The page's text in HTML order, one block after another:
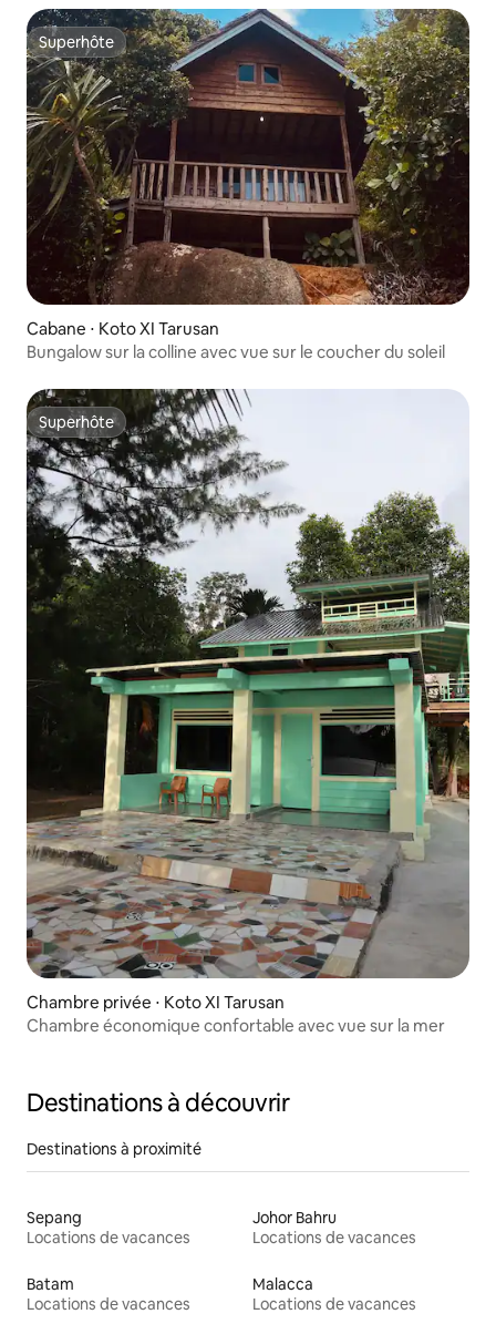
Superhôte
Superhôte
Cabane ⋅ Koto XI Tarusan
Bungalow sur la colline avec vue sur le coucher du soleil
Superhôte
Superhôte
Chambre privée ⋅ Koto XI Tarusan
Chambre économique confortable avec vue sur la mer
Destinations à découvrir
Destinations à proximité
Sepang
Locations de vacances
Johor Bahru
Locations de vacances
Batam
Locations de vacances
Malacca
Locations de vacances